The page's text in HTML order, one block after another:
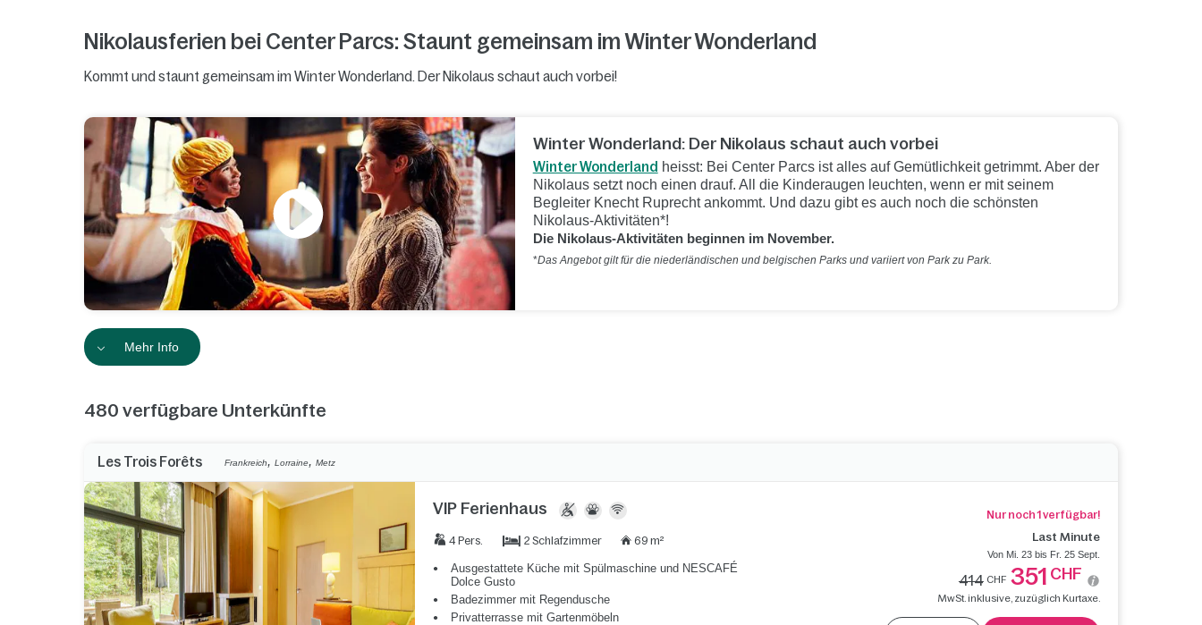
Nikolausferien bei Center Parcs: Staunt gemeinsam im Winter Wonderland
Kommt und staunt gemeinsam im Winter Wonderland. Der Nikolaus schaut auch vorbei!
Winter Wonderland: Der Nikolaus schaut auch vorbei
Winter Wonderland heisst: Bei Center Parcs ist alles auf Gemütlichkeit getrimmt. Aber der
Nikolaus setzt noch einen drauf. All die Kinderaugen leuchten, wenn er mit seinem
Begleiter Knecht Ruprecht ankommt. Und dazu gibt es auch noch die schönsten
Nikolaus-Aktivitäten*!
Die Nikolaus-Aktivitäten beginnen im November.
*Das Angebot gilt für die niederländischen und belgischen Parks und variiert von Park zu Park.
Mehr Info
480 verfügbare Unterkünfte
Les Trois Forêts Frankreich,Lorraine,Metz
VIP Ferienhaus
4 Pers. 2 Schlafzimmer 69 m²
Ausgestattete Küche mit Spülmaschine und NESCAFÉ
Dolce Gusto
Badezimmer mit Regendusche
Privatterrasse mit Gartenmöbeln
Nur noch 1 verfügbar!
Last Minute
Von Mi. 23 bis Fr. 25 Sept.
414 CHF 351 CHF
MwSt. inklusive, zuzüglich Kurtaxe.